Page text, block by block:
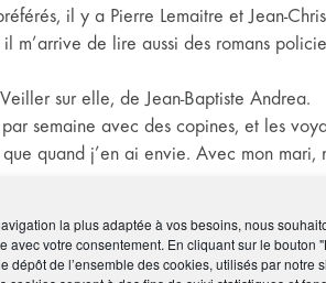
la plus adaptée à vos besoins, nous
avec votre consentement. En cliquant sur le bouton
dépôt de l’ensemble des cookies, utilisés par notre
il y a Pierre Lemaitre et Jean-
m’arrive de lire aussi des romans
sur elle, de Jean-Baptiste Andrea.
semaine avec des copines, et les
quand j’en ai envie. Avec mon mari,
je les adore.
AMPHITÉA ?